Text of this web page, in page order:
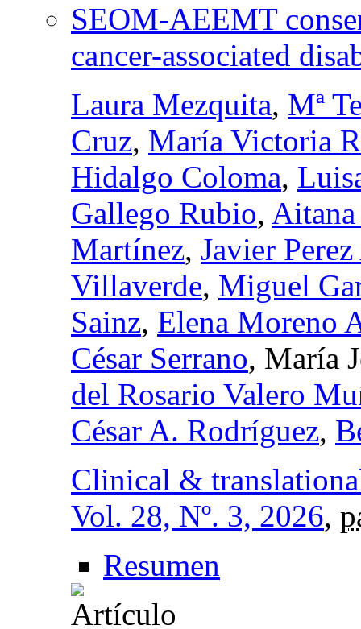
SEOM-AEEMT
cancer-associated
Laura Mezquita, Mª
Cruz, María Victoria
Hidalgo Coloma,
Gallego Rubio,
Martínez, Javier
Villaverde, Miguel
Sainz, Elena Moreno
César Serrano, María
del Rosario Valero
César A. Rodríguez,
Clinical &
Vol. 28, Nº. 3, 2026,
Resumen